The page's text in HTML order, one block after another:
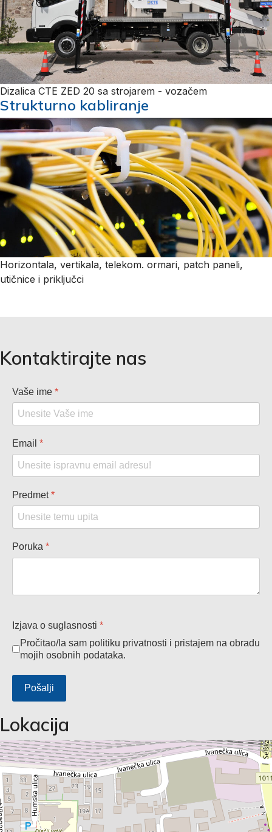
Dizalica CTE ZED 20 sa strojarem - vozačem
Strukturno kabliranje
Horizontala, vertikala, telekom. ormari, patch paneli,
utičnice i priključci
Kontaktirajte nas
Vaše ime *
Email *
Predmet*
Poruka *
Izjava o suglasnosti *
Pročitao/la sam politiku privatnosti i pristajem na obradu
mojih osobnih podataka.
Pošalji
Lokacija